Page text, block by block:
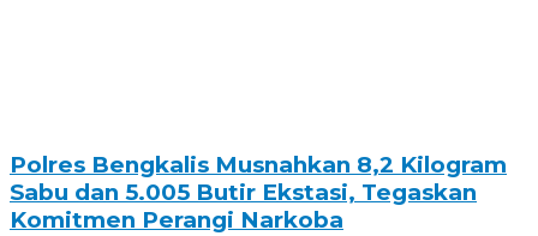
Polres Bengkalis Musnahkan 8,2 Kilogram
Sabu dan 5.005 Butir Ekstasi, Tegaskan
Komitmen Perangi Narkoba